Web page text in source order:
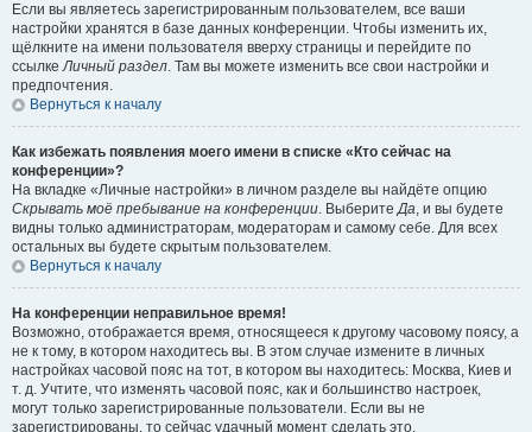
Если вы являетесь зарегистрированным пользователем, все ваши
настройки хранятся в базе данных конференции. Чтобы изменить их,
щёлкните на имени пользователя вверху страницы и перейдите по
ссылкеЛичный раздел. Там вы можете изменить все свои настройки и
предпочтения.
Вернуться к началу
Как избежать появления моего имени в списке «Кто сейчас на
конференции»?
На вкладке «Личные настройки» в личном разделе вы найдёте опцию
Скрывать моё пребывание на конференции. ВыберитеДа, и вы будете
видны только администраторам, модераторам и самому себе. Для всех
остальных вы будете скрытым пользователем.
Вернуться к началу
На конференции неправильное время!
Возможно, отображается время, относящееся к другому часовому поясу, а
не к тому, в котором находитесь вы. В этом случае измените в личных
настройках часовой пояс на тот, в котором вы находитесь: Москва, Киев и
т. д. Учтите, что изменять часовой пояс, как и большинство настроек,
могут только зарегистрированные пользователи. Если вы не
зарегистрированы, то сейчас удачный момент сделать это.